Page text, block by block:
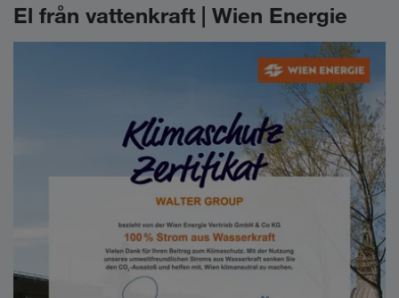
El från vattenkraft | Wien Energie